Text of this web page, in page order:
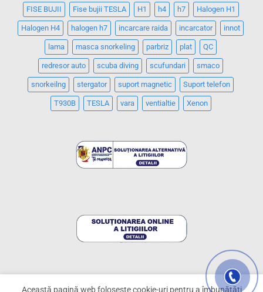
FISE BUJII Fise bujii TESLA H1 h4 h7 Halogen H1
Halogen H4 halogen h7 incarcare raida incarcator innot
lama masca snorkeling parbriz plat QC
redresor auto scuba diving scufundari smaco
snorkeilng stergator suport magnetic Suport telefon
T930B TESLA vara ventialtie Xenon
Această pagină web folosește cookie-uri pentru a îmbunătăți